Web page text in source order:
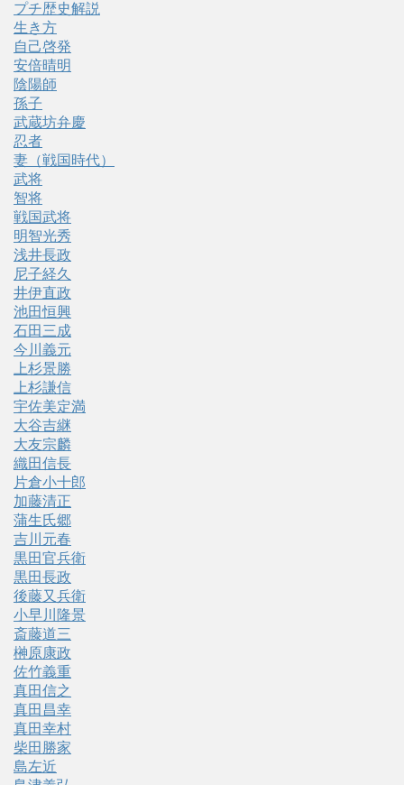
プチ歴史解説
生き方
自己啓発
安倍晴明
陰陽師
孫子
武蔵坊弁慶
忍者
妻（戦国時代）
武将
智将
戦国武将
明智光秀
浅井長政
尼子経久
井伊直政
池田恒興
石田三成
今川義元
上杉景勝
上杉謙信
宇佐美定満
大谷吉継
大友宗麟
織田信長
片倉小十郎
加藤清正
蒲生氏郷
吉川元春
黒田官兵衛
黒田長政
後藤又兵衛
小早川隆景
斎藤道三
榊原康政
佐竹義重
真田信之
真田昌幸
真田幸村
柴田勝家
島左近